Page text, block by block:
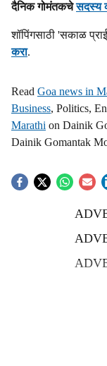
दैनिक गोमंतकचेसदस्य
शॉपिंगसाठी 'सकाळ
करा.
Read Goa news in
Business, Politics,
Marathi on Dainik
Dainik Gomantak